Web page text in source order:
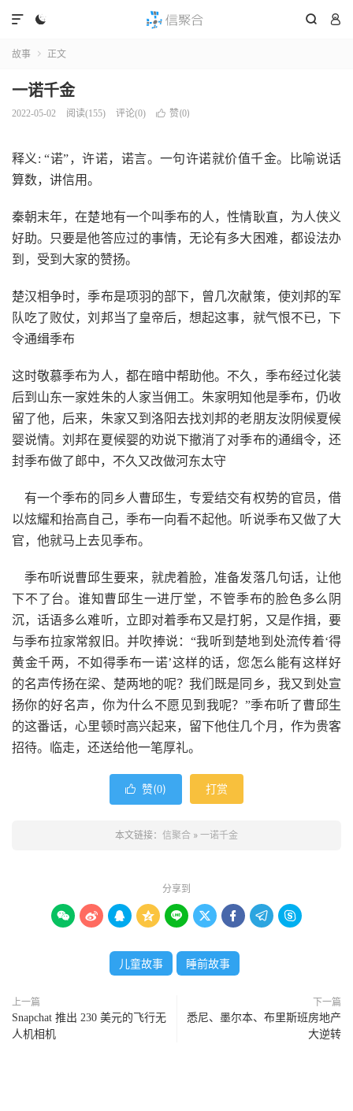
  

故事  正文
一诺千金
2022-05-02 阅读(155) 评论(0)  赞(0)
释义: “诺”，许诺，诺言。一句许诺就价值千金。比喻说话
算数，讲信用。
秦朝末年，在楚地有一个叫季布的人，性情耿直，为人侠义
好助。只要是他答应过的事情，无论有多大困难，都设法办
到，受到大家的赞扬。
楚汉相争时，季布是项羽的部下，曾几次献策，使刘邦的军
队吃了败仗，刘邦当了皇帝后，想起这事，就气恨不已，下
令通缉季布
这时敬慕季布为人，都在暗中帮助他。不久，季布经过化装
后到山东一家姓朱的人家当佣工。朱家明知他是季布，仍收
留了他，后来，朱家又到洛阳去找刘邦的老朋友汝阴候夏候
婴说情。刘邦在夏候婴的劝说下撤消了对季布的通缉令，还
封季布做了郎中，不久又改做河东太守
有一个季布的同乡人曹邱生，专爱结交有权势的官员，借
以炫耀和抬高自己，季布一向看不起他。听说季布又做了大
官，他就马上去见季布。
季布听说曹邱生要来，就虎着脸，准备发落几句话，让他
下不了台。谁知曹邱生一进厅堂，不管季布的脸色多么阴
沉，话语多么难听，立即对着季布又是打躬，又是作揖，要
与季布拉家常叙旧。并吹捧说：“我听到楚地到处流传着‘得
黄金千两，不如得季布一诺’这样的话，您怎么能有这样好
的名声传扬在梁、楚两地的呢？我们既是同乡，我又到处宣
扬你的好名声，你为什么不愿见到我呢？”季布听了曹邱生
的这番话，心里顿时高兴起来，留下他住几个月，作为贵客
招待。临走，还送给他一笔厚礼。
 赞(0) 打赏
本文链接： 信聚合 » 一诺千金
分享到
        
儿童故事 睡前故事
上一篇
Snapchat 推出 230 美元的飞行无
人机相机
下一篇
悉尼、墨尔本、布里斯班房地产
大逆转